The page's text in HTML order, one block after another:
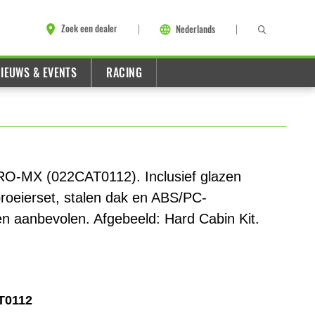
Zoek een dealer Nederlands
& EVENTS RACING
MX (022CAT0112). Inclusief glazen
stalen dak en ABS/PC-
aanbevolen. Afgebeeld: Hard Cabin Kit.